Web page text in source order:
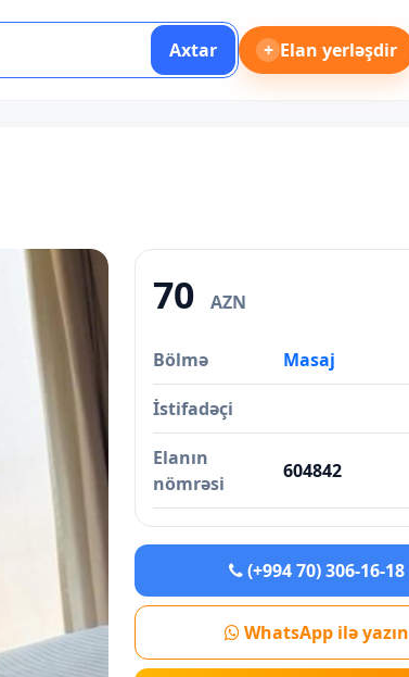
Axtar + Elan yerləşdir
70 AZN
Bölmə Masaj
İstifadəçi
Elanın
nömrəsi
604842
(+994 70) 306-16-18
WhatsApp ilə yazın